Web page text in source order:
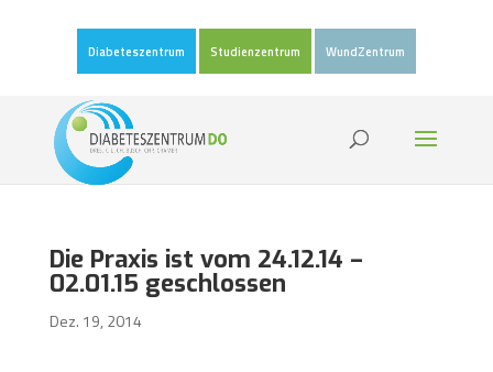
Diabeteszentrum Studienzentrum WundZentrum
Die Praxis ist vom 24.12.14 –
02.01.15 geschlossen
Dez. 19, 2014